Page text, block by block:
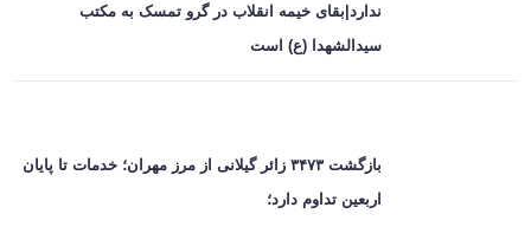
ندارد|بقای خیمه انقلاب در گرو تمسک به مکتب
سیدالشهدا (ع) است
بازگشت ۳۴۷۳ زائر گیلانی از مرز مهران؛ خدمات تا پایان
اربعین تداوم دارد؛